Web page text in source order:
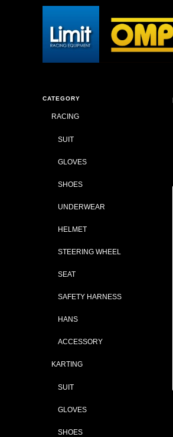
CATEGORY
RACING
SUIT
GLOVES
SHOES
UNDERWEAR
HELMET
STEERING WHEEL
SEAT
SAFETY HARNESS
HANS
ACCESSORY
KARTING
SUIT
GLOVES
SHOES